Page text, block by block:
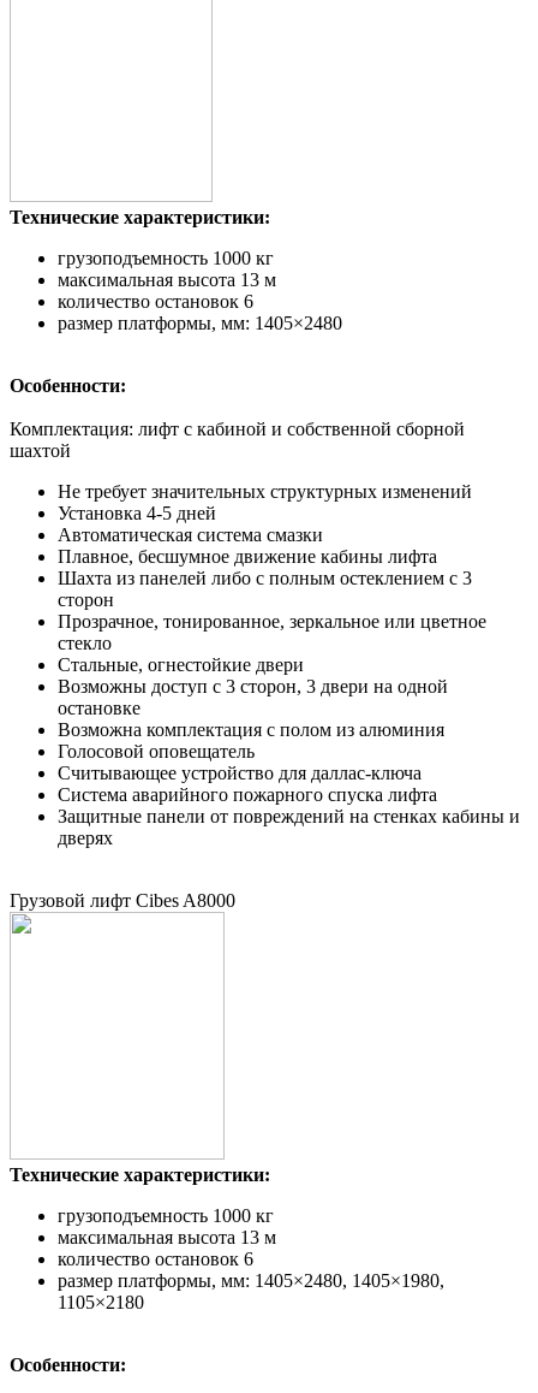
Технические характеристики:
грузоподъемность 1000 кг
максимальная высота 13 м
количество остановок 6
размер платформы, мм: 1405×2480
Особенности:
Комплектация: лифт с кабиной и собственной сборной
шахтой
Не требует значительных структурных изменений
Установка 4-5 дней
Автоматическая система смазки
Плавное, бесшумное движение кабины лифта
Шахта из панелей либо с полным остеклением с 3
сторон
Прозрачное, тонированное, зеркальное или цветное
стекло
Стальные, огнестойкие двери
Возможны доступ с 3 сторон, 3 двери на одной
остановке
Возможна комплектация с полом из алюминия
Голосовой оповещатель
Считывающее устройство для даллас-ключа
Система аварийного пожарного спуска лифта
Защитные панели от повреждений на стенках кабины и
дверях
Грузовой лифт Cibes A8000
Технические характеристики:
грузоподъемность 1000 кг
максимальная высота 13 м
количество остановок 6
размер платформы, мм: 1405×2480, 1405×1980,
1105×2180
Особенности: